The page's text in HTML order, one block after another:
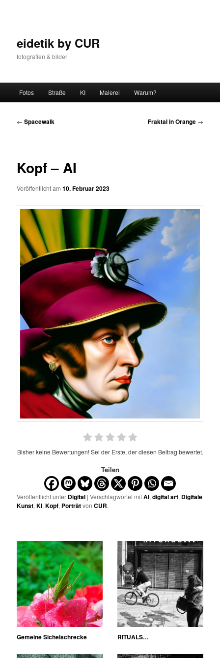
eidetik by CUR
fotografien & bilder
Fotos Straße KI Malerei Warum?
Beitrags-
← Spacewalk Fraktal in Orange →
Kopf – AI
Veröffentlicht am10. Februar 2023
Bisher keine Bewertungen! Sei der Erste, der diesen Beitrag bewertet.
Teilen
Veröffentlicht unter Digital | Verschlagwortet mitAI,digital art, Digitale
Kunst,KI,Kopf, PorträtvonCUR.
Gemeine Sichelschrecke RITUALS…